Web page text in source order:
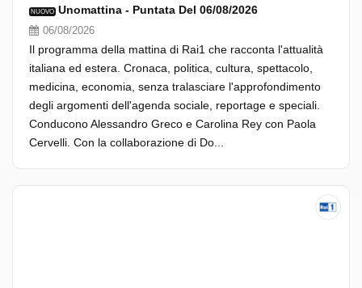
NUOVO Unomattina - Puntata Del 06/08/2026
06/08/2026
Il programma della mattina di Rai1 che racconta l'attualità
italiana ed estera. Cronaca, politica, cultura, spettacolo,
medicina, economia, senza tralasciare l'approfondimento
degli argomenti dell'agenda sociale, reportage e speciali.
Conducono Alessandro Greco e Carolina Rey con Paola
Cervelli. Con la collaborazione di Do...